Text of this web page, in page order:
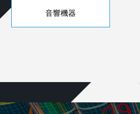
音響機器